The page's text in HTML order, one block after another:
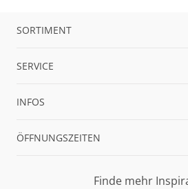
SORTIMENT
SERVICE
INFOS
ÖFFNUNGSZEITEN
Finde mehr